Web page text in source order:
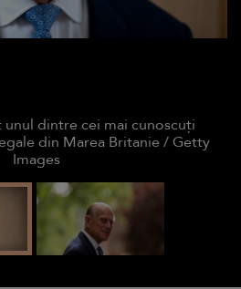
unul dintre cei mai cunoscuți
din Marea Britanie / Getty
Images